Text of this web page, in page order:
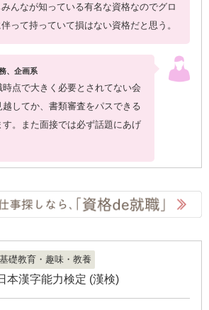
んなが知っている有名な資格なのでグロ
って持っていて損はない資格だと思う。
、企画系
点で大きく必要とされてない会
してか、書類審査をパスできる
。また面接では必ず話題にあげ
基礎教育・趣味・教養
本漢字能力検定 (漢検)